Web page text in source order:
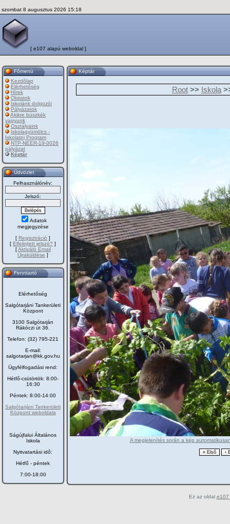
szombat 8 augusztus 2026 15:18
[ e107 alapú weboldal ]
Főmenü
Kezdõlap
Elérhetőség
Hírek
Okiratok
Iskolánk dolgozói
Pályázatok
Akikre büszkék
vagyunk
Osztályaink
Iskolagyümölcs -
Iskolatej Program
NTP-NEER-19-0026
pályázat
Képtár
Üdvözlet
Felhasználónév:
Jelszó:
Adatok
megjegyzése
[ Regisztráció ]
[ Elfelejtett jelszó? ]
[Aktiváló Email
Újraküldése ]
Fenntartó
Elérhetőség
Salgótarjáni Tankerületi
Központ
3100 Salgótarján
Rákóczi út 36.
Telefon: (32) 795-221
E-mail:
salgotarjan@kk.gov.hu
Ügyfélfogadási rend:
Hétfő-csütörtök: 8:00-
16:30
Péntek: 8:00-14:00
Salgótarjáni Tankerületi
Központ weboldala
Ságújfalui Általános
Iskola
Nyitvatartási idő:
Hétfő - péntek
7:00-18:00
Képtár
Root >> Iskola
A megjelenítés során a kép
Ez az oldal e107